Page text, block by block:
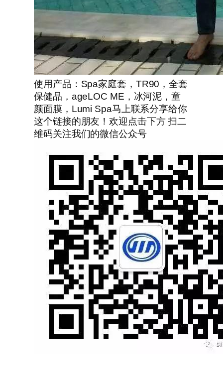
使用产品：Spa家庭套，TR90，全套
保健品，ageLOC ME，冰河泥，童
颜面膜，Lumi Spa马上联系分享给你
这个链接的朋友！欢迎点击下方 扫二
维码关注我们的微信公众号